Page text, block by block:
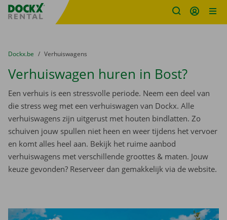
Fratello DEMO
U bevindt zich hier:
van
Dockx.be naar
Verhuiswagens
Verhuiswagen huren in Bost?
Een verhuis is een stressvolle periode. Neem een deel van
die stress weg met een verhuiswagen van Dockx. Alle
verhuiswagens zijn uitgerust met houten bindlatten. Zo
schuiven jouw spullen niet heen en weer tijdens het vervoer
en komt alles heel aan. Bekijk het ruime aanbod
verhuiswagens met verschillende groottes & maten. Jouw
keuze gevonden? Reserveer dan gemakkelijk via de website.